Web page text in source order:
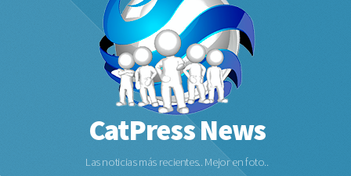
CatPress News
Las noticias más recientes.. Mejor en foto..